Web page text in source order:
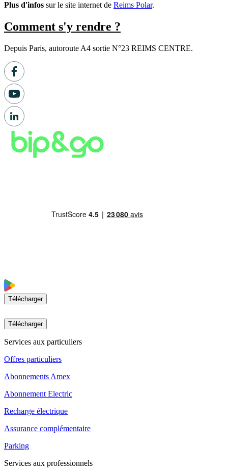
Plus d'infos sur le site internet de Reims Polar.
Comment s'y rendre ?
Depuis Paris, autoroute A4 sortie N°23 REIMS CENTRE.
Télécharger
Télécharger
Services aux particuliers
Offres particuliers
Abonnements Amex
Abonnement Electric
Recharge électrique
Assurance complémentaire
Parking
Services aux professionnels